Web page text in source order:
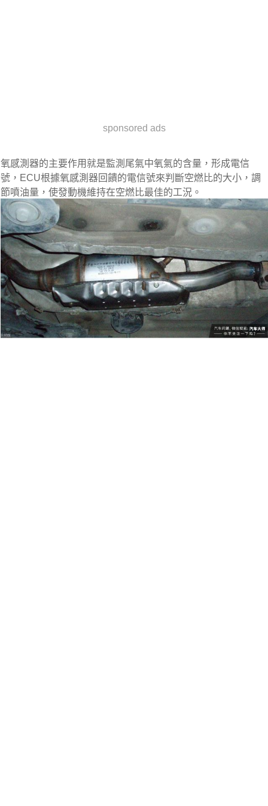
sponsored ads
氧感測器的主要作用就是監測尾氣中氧氣的含量，形成電信
號，ECU根據氧感測器回饋的電信號來判斷空燃比的大小，調
節噴油量，使發動機維持在空燃比最佳的工況。